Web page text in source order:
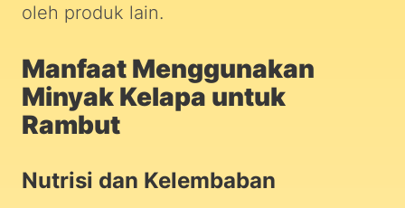
oleh produk lain.
Manfaat Menggunakan
Minyak Kelapa untuk
Rambut
Nutrisi dan Kelembaban